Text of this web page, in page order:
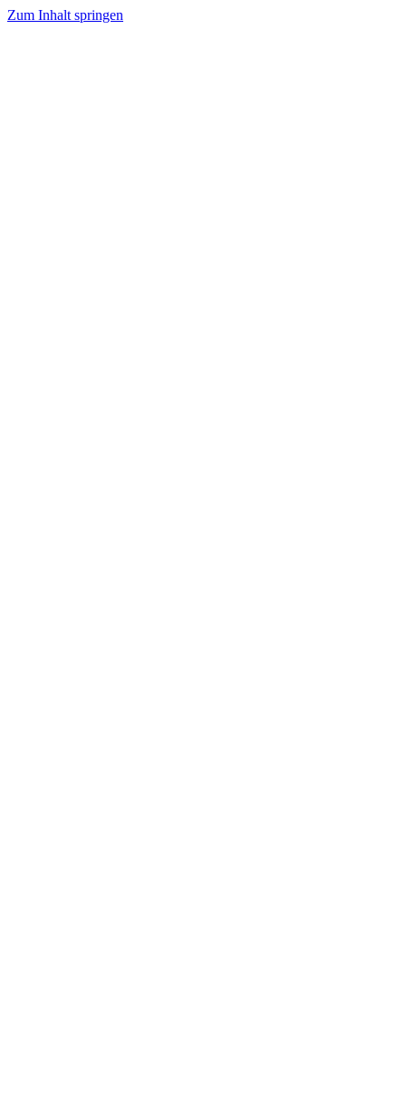
Zum Inhalt springen